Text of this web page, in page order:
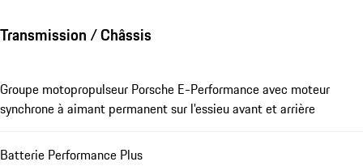
Transmission / Châssis
Groupe motopropulseur Porsche E-Performance avec moteur
synchrone à aimant permanent sur l'essieu avant et arrière
Batterie Performance Plus